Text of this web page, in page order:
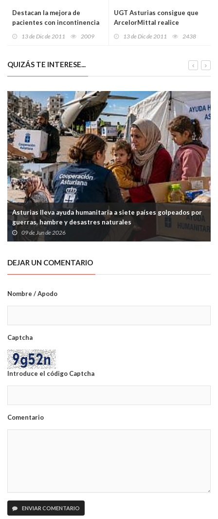
Destacan la mejora de
pacientes con incontinencia
13 de Dic de 2011 2009
UGT Asturias consigue que
ArcelorMittal realice
13 de Dic de 2011 2438
QUIZÁS TE INTERESE...
Asturias lleva ayuda humanitaria a siete países golpeados por
guerras, hambre y desastres naturales
09 de Jun de 2026
DEJAR UN COMENTARIO
Nombre / Apodo
Captcha
Introduce el código Captcha
Comentario
ENVIAR COMENTARIO